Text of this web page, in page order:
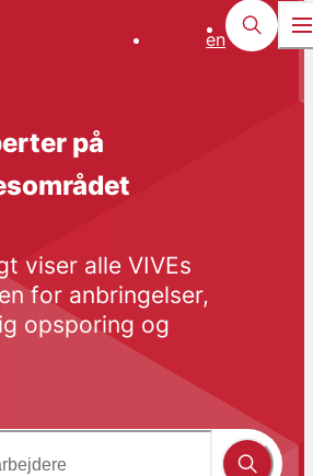
en
på
viser alle VIVEs
for anbringelser,
opsporing og